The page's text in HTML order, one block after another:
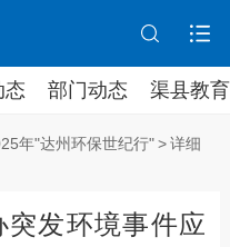
态 部门动态 渠县教育
年"达州环保世纪行" > 详细
发环境事件应